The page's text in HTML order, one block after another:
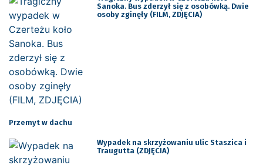
Sanoka. Bus zderzył się z osobówką. Dwie
osoby zginęły (FILM, ZDJĘCIA)
Przemyt w dachu
Wypadek na skrzyżowaniu ulic Staszica i
Traugutta (ZDJĘCIA)